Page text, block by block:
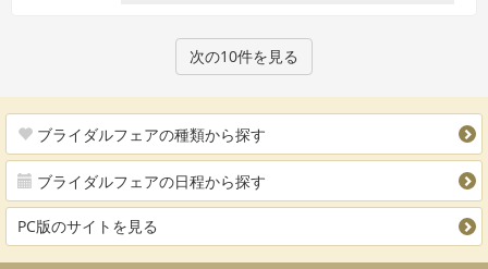
次の10件を見る
ブライダルフェアの種類から探す
ブライダルフェアの日程から探す
PC版のサイトを見る